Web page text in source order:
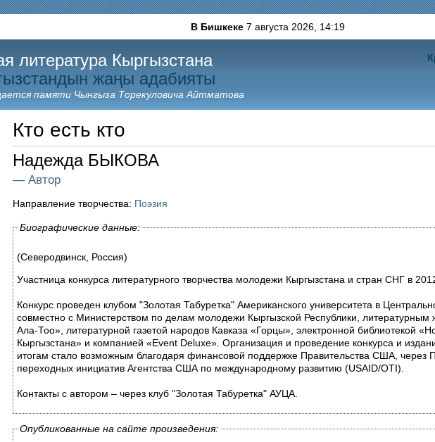
В Бишкеке7 августа 2026, 14:19
литература Кыргызстана
жаңы адабияты
памяти Чынгыза Торекуловича Айтматова
Кто есть кто
Надежда БЫКОВА
— Автор
Направление творчества: Поэзия
Биографические данные:
(Северодвинск, Россия)
Участница конкурса литературного творчества молодежи Кыргызстана и стран СНГ в
Конкурс проведен клубом "Золотая Табуретка" Американского университета в
совместно с Министерством по делам молодежи Кыргызской Республики,
Ала-Тоо», литературной газетой народов Кавказа «Горцы», электронной библиотекой
Кыргызстана» и компанией «Event Deluxe». Организация и проведение конкурса и
итогам стало возможным благодаря финансовой поддержке Правительства США, через
переходных инициатив Агентства США по международному развитию (USAID/OTI).
Контакты с автором – через клуб "Золотая Табуретка" АУЦА.
Опубликованные на сайте произведения: